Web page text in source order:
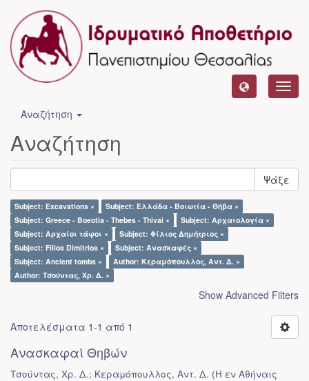
Αναζήτηση
Αναζήτηση
Ψάξε
Subject: Excavations ×
Subject: Ελλάδα - Βοιωτία - Θήβα ×
Subject: Greece - Boeotia - Thebes - Thivai ×
Subject: Αρχαιολογία ×
Subject: Αρχαίοι τάφοι ×
Subject: Φίλιος Δημήτριος ×
Subject: Filios Dimitrios ×
Subject: Ανασκαφές ×
Subject: Ancient tombs ×
Author: Κεραμόπουλλος, Αντ. Δ. ×
Author: Τσούντας, Χρ. Δ. ×
Show Advanced Filters
Αποτελέσματα 1-1 από 1
Ανασκαφαί Θηβών
Τσούντας, Χρ. Δ.; Κεραμόπουλλος, Αντ. Δ. (Η εν Αθήναις